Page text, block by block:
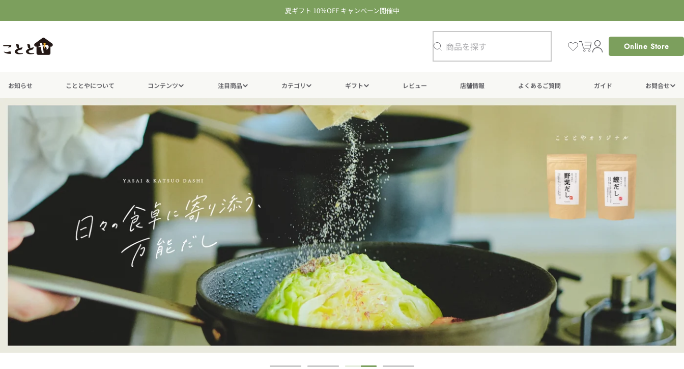
ン
ン
む
夏ギフト 10％OFF キャンペーン開催中
検
索
カ
Online Store
お知らせ こととやについて コンテンツ 注目商品 カテゴリ ギフト レビュー 店舗情報 よくあるご質問 ガイド お問合せ